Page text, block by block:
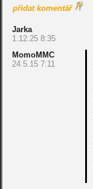
přidat komentář
Jarka
1.12.25 8:35
MomoMMC
24.5.15 7:11